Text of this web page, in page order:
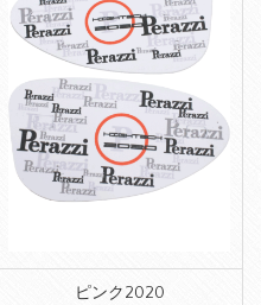
ピンク2020